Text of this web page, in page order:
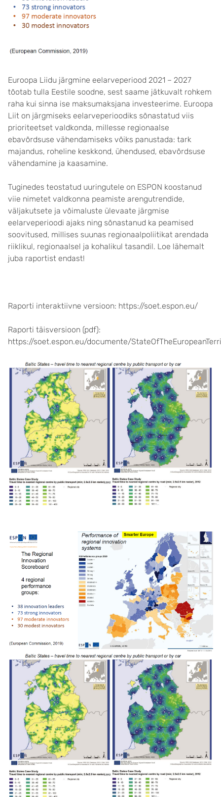
Euroopa Liidu järgmine eelarveperiood 2021 – 2027
tõotab tulla Eestile soodne, sest saame jätkuvalt rohkem
raha kui sinna ise maksumaksjana investeerime. Euroopa
Liit on järgmiseks eelarveperioodiks sõnastatud viis
prioriteetset valdkonda, millesse regionaalse
ebavõrdsuse vähendamiseks võiks panustada: tark
majandus, roheline keskkond, ühendused, ebavõrdsuse
vähendamine ja kaasamine.
Tuginedes teostatud uuringutele on ESPON koostanud
viie nimetet valdkonna peamiste arengutrendide,
väljakutsete ja võimaluste ülevaate järgmise
eelarveperioodi ajaks ning sõnastanud ka peamised
soovitused, millises suunas regionaalpoliitikat arendada
riiklikul, regionaalsel ja kohalikul tasandil. Loe lähemalt
juba raportist endast!
Raporti interaktiivne versioon: https://soet.espon.eu/
Raporti täisversioon (pdf):
https://soet.espon.eu/documente/